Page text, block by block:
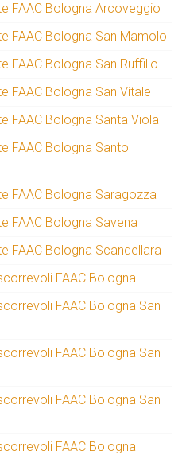
FAAC Bologna Arcoveggio
FAAC Bologna San Mamolo
FAAC Bologna San Ruffillo
FAAC Bologna San Vitale
FAAC Bologna Santa Viola
FAAC Bologna Santo
FAAC Bologna Saragozza
FAAC Bologna Savena
FAAC Bologna Scandellara
FAAC Bologna
FAAC Bologna San
FAAC Bologna San
FAAC Bologna San
FAAC Bologna